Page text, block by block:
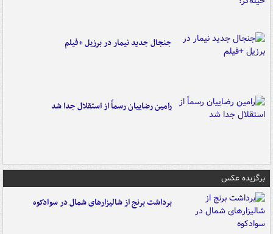
جنجال جدید نیمار در برزیل +فیلم
رامین رضاییان رسماً از استقلال جدا شد
برگزیده عکس
برداشت برنج از شالیزارهای شمال در سوادکوه